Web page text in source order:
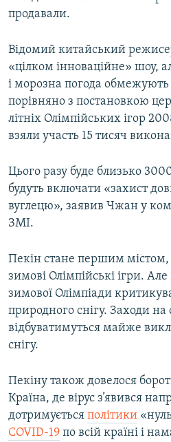
продавали.
Відомий китайський
«цілком інноваційне» шоу,
і морозна погода
порівняно з постановкою
літніх Олімпійських ігор
взяли участь 15 тисяч
Цього разу буде близько
будуть включати «захист
вуглецю», заявив Чжан у
ЗМІ.
Пекін стане першим містом,
зимові Олімпійські ігри. Але
зимової Олімпіади
природного снігу. Заходи на
відбуватимуться майже
снігу.
Пекіну також довелося
Країна, де вірус з’явився
дотримується політики
COVID-19 по всій країні і